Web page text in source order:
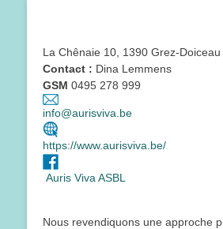
La Chênaie 10, 1390 Grez-Doiceau
Contact : Dina Lemmens
GSM 0495 278 999
info@aurisviva.be
https://www.aurisviva.be/
Auris Viva ASBL
Nous revendiquons une approche